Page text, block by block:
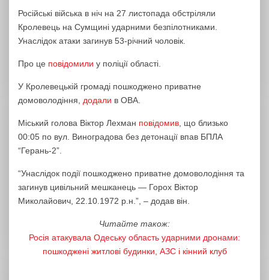
Російські війська в ніч на 27 листопада обстріляли
Кролевець на Сумщині ударними безпілотниками.
Унаслідок атаки загинув 53-річний чоловік.
Про це повідомили у поліції області.
У Кролевецькій громаді пошкоджено приватне
домоволодіння, додали в ОВА.
Міський голова Віктор Лехман повідомив , що близько
00:05 по вул. Виноградова без детонації впав БПЛА
“Герань-2”.
“Унаслідок події пошкоджено приватне домоволодіння та
загинув цивільний мешканець — Горох Віктор
Миколайович, 22.10.1972 р.н.”, – додав він.
Читайте також:
Росія атакувала Одеську область ударними дронами:
пошкоджені житлові будинки, АЗС і кінний клуб